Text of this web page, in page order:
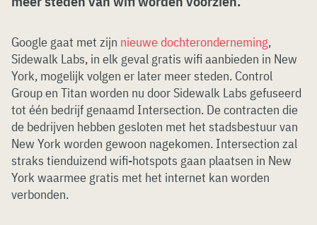
Google gaat met zijn nieuwe dochteronderneming,
Sidewalk Labs, in elk geval gratis wifi aanbieden in New
York, mogelijk volgen er later meer steden. Control
Group en Titan worden nu door Sidewalk Labs gefuseerd
tot één bedrijf genaamd Intersection. De contracten die
de bedrijven hebben gesloten met het stadsbestuur van
New York worden gewoon nagekomen. Intersection zal
straks tienduizend wifi-hotspots gaan plaatsen in New
York waarmee gratis met het internet kan worden
verbonden.